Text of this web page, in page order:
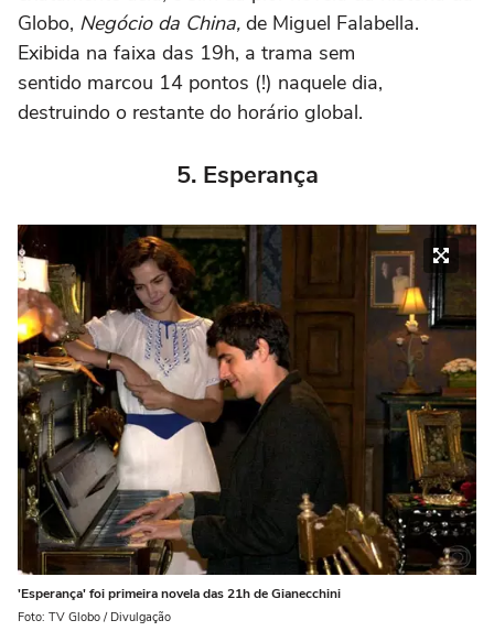
Globo, Negócio da China, de Miguel Falabella.
Exibida na faixa das 19h, a trama sem
sentido marcou 14 pontos (!) naquele dia,
destruindo o restante do horário global.
5. Esperança
'Esperança' foi primeira novela das 21h de Gianecchini
Foto: TV Globo / Divulgação